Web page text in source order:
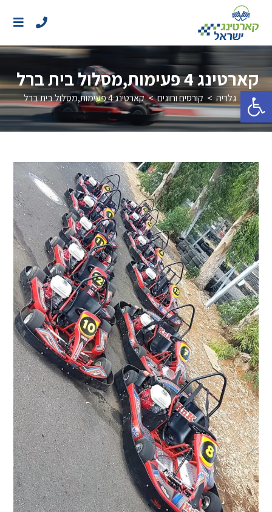
פתח סרגל נגישות
קארטינג 4 פעימות,מסלול בית ברל
גלריה > קורסים וחוגים > קארטינג 4 פעימות,מסלול בית ברל